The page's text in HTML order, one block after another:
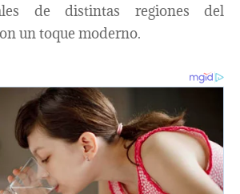
de distintas regiones del
un toque moderno.